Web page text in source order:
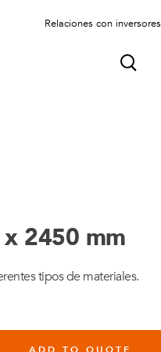
Relaciones con inversores
2450 mm
tipos de materiales.